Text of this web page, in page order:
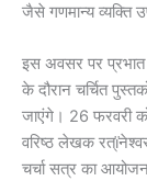
जैसे गणमान्य व्यक्ति
इस अवसर पर
के दौरान चर्चित
जाएंगे। 26 फरवरी को
वरिष्ठ लेखक
चर्चा सत्र का